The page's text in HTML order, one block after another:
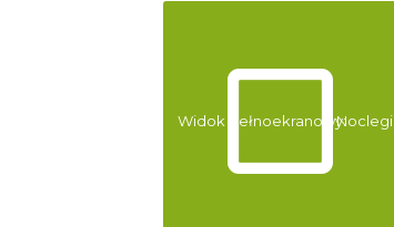
Widok pełnoekranowy:Noclegi